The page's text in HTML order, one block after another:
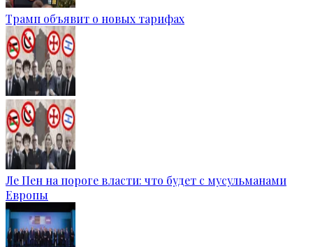
Трамп объявит о новых тарифах
Ле Пен на пороге власти: что будет с мусульманами
Европы